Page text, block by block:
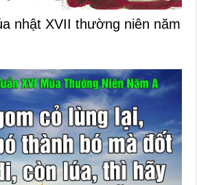
nhật XVII thường niên năm